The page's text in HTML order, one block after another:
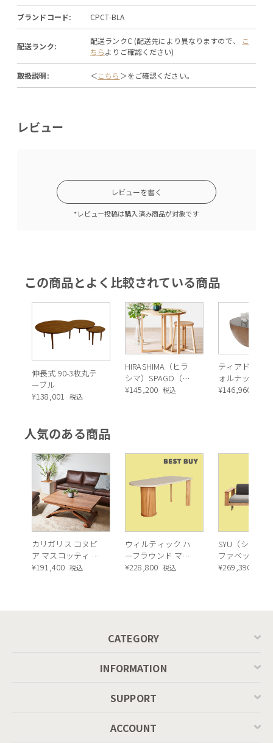
ブランドコード: CPCT-BLA
配送ランク:
配送ランクC (配送先により異なりますので、
こ
ちらよりご確認ください)
取扱説明: ＜こちら ＞をご確認ください。
レビュー
レビューを書く
*レビュー投稿は購入済み商品が対象です
この商品とよく比較されている商品
伸長式 90-3枚丸テ
ーブル
¥138,001 税込
HIRASHIMA（ヒラ
シマ）SPAGO（ス
パーゴ） ローテー
¥145,200 税込
ティアドロッ
ォルナット
ローテーブル/
¥146,960
人気のある商品
カリガリス コヌビ
ア マスコッティ 伸
長・昇降式テーブ
¥191,400 税込
ウィルティック ハ
ーフラウンド マテ
ィエラ塗装 ダイニ
¥228,800 税込
SYU（シュウ
ファベッド（
ュラル）
¥269,390
CATEGORY
INFORMATION
SUPPORT
ACCOUNT